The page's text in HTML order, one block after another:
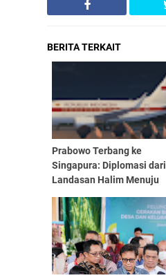
BERITA TERKAIT
Prabowo Terbang ke
Singapura: Diplomasi dari
Landasan Halim Menuju